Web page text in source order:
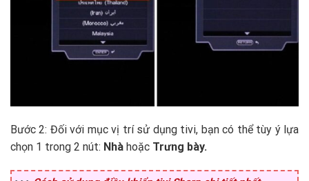
Bước 2: Đối với mục vị trí sử dụng tivi, bạn có thể tùy ý lựa
chọn 1 trong 2 nút: Nhà hoặc Trưng bày.